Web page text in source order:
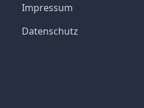
Impressum
Datenschutz